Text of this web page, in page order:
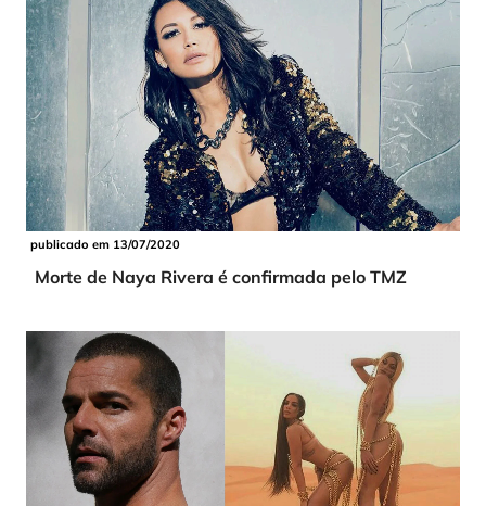
publicado em 13/07/2020
Morte de Naya Rivera é confirmada pelo TMZ